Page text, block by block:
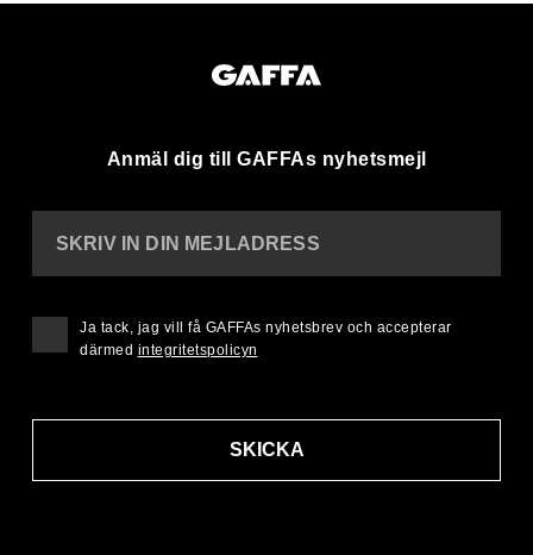
Anmäl dig till GAFFAs nyhetsmejl
SKRIV IN DIN MEJLADRESS
SKICKA
Ja tack, jag vill få GAFFAs nyhetsbrev och accepterar
därmed integritetspolicyn